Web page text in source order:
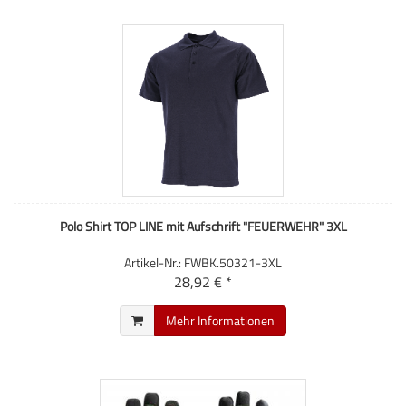
Polo Shirt TOP LINE mit Aufschrift "FEUERWEHR" 3XL
Artikel-Nr.: FWBK.50321-3XL
28,92 € *
Mehr Informationen